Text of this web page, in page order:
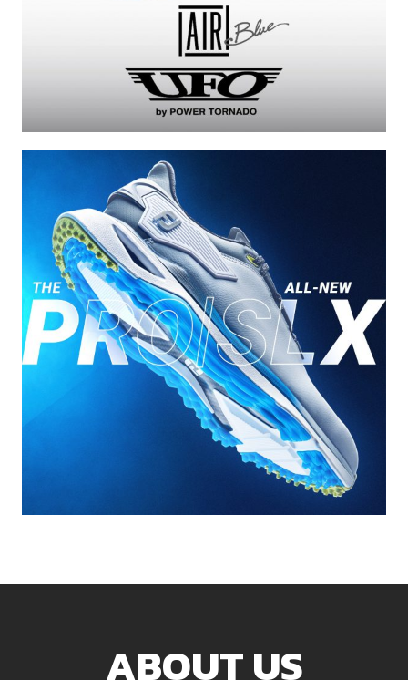
ABOUT US